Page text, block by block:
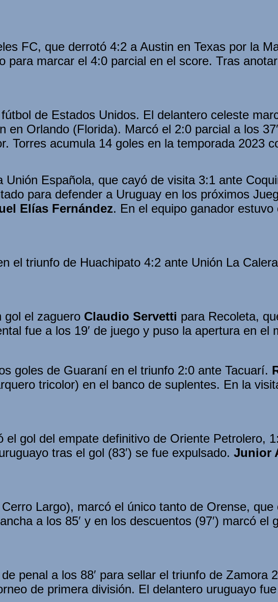
FC, que derrotó 4:2 a Austin en Texas por la
para marcar el 4:0 parcial en el score. Tras
de Estados Unidos. El delantero celeste
Orlando (Florida). Marcó el 2:0 parcial a los
Torres acumula 14 goles en la temporada 2023
Unión Española, que cayó de visita 3:1 ante
para defender a Uruguay en los próximos
Elías Fernández. En el equipo ganador estuvo
el triunfo de Huachipato 4:2 ante Unión La
gol el zaguero Claudio Servetti para Recoleta,
fue a los 19′ de juego y puso la apertura en el
goles de Guaraní en el triunfo 2:0 ante Tacuarí.
tricolor) en el banco de suplentes. En la
el gol del empate definitivo de Oriente Petrolero,
tras el gol (83′) se fue expulsado. Junior
Largo), marcó el único tanto de Orense,
a los 85′ y en los descuentos (97′) marcó el
penal a los 88′ para sellar el triunfo de Zamora
de primera división. El delantero uruguayo